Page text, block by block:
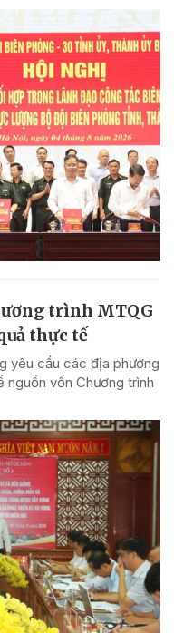
trình MTQG
thực tế
yêu cầu các địa phương
vốn Chương trình